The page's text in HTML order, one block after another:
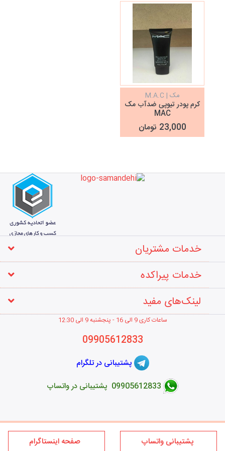
مک | M.A.C
کرم پودر تیوپی ضدآب مک
MAC
23,000 تومان
خدمات مشتریان
خدمات پیراکده
لینک‌های مفید
ساعات کاری 9 الی 16 - پنجشنبه 9 الی 12 :30
09905612833
پشتیبانی در تلگرام
09905612833 پشتیبانی در واتساپ
طراحی فروشگاه اینترنتی
کلیه حقوق این سایت متعلق به برند پیراکده می‌باشد؛ استفاده از مطالب
پشتیبانی واتساپ صفحه اینستاگرام